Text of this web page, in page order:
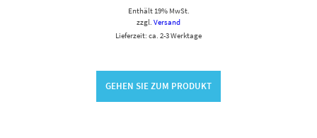
Enthält 19% MwSt.
zzgl. Versand
Lieferzeit: ca. 2-3 Werktage
GEHEN SIE ZUM PRODUKT